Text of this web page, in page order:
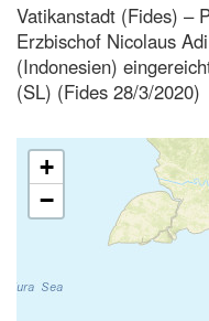
Vatikanstadt (Fides) –
Erzbischof Nicolaus
(Indonesien)
(SL) (Fides 28/3/2020)
+
−